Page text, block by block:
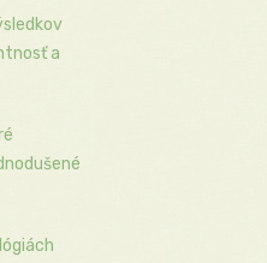
a